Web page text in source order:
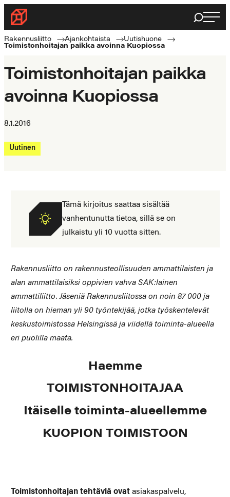
Siirry
suoraan
sisältöön
Rakennusliitto
Rakennusalan
ammattilaisten
Haku
Rakennusliitto Ajankohtaista
Uutishuone
Toimistonhoitajan paikka avoinna Kuopiossa
Toimistonhoitajan paikka
avoinna Kuopiossa
8.1.2016
Uutinen
Tämä kirjoitus saattaa sisältää
vanhentunutta tietoa, sillä se on
julkaistu yli 10 vuotta sitten.
Rakennusliitto on rakennusteollisuuden ammattilaisten ja
alan ammattilaisiksi oppivien vahva SAK:lainen
ammattiliitto. Jäseniä Rakennusliitossa on noin 87 000 ja
liitolla on hieman yli 90 työntekijää, jotka työskentelevät
keskustoimistossa Helsingissä ja viidellä toiminta-alueella
eri puolilla maata.
Haemme
TOIMISTONHOITAJAA
Itäiselle toiminta-alueellemme
KUOPION TOIMISTOON
Toimistonhoitajan tehtäviä ovatasiakaspalvelu,